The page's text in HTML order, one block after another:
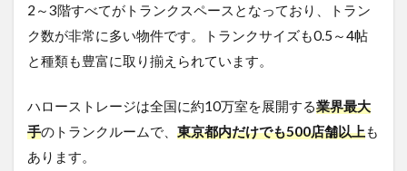
2～3階すべてがトランクスペースとなっており、トラン
ク数が非常に多い物件です。トランクサイズも0.5～4帖
と種類も豊富に取り揃えられています。
ハローストレージは全国に約10万室を展開する業界最大
手のトランクルームで、 東京都内だけでも500店舗以上も
あります。